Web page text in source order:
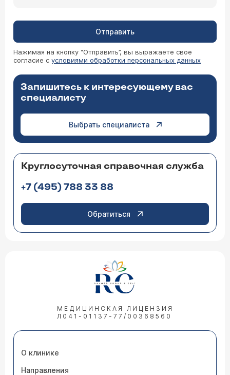
Отправить
Нажимая на кнопку “Отправить”, вы выражаете свое
согласие с условиями обработки персональных данных
Запишитесь к интересующему вас
специалисту
Выбрать специалиста
Круглосуточная справочная служба
+7 (495) 788 33 88
Обратиться
МЕДИЦИНСКАЯ ЛИЦЕНЗИЯ
Л041-01137-77/00368560
О клинике
Направления